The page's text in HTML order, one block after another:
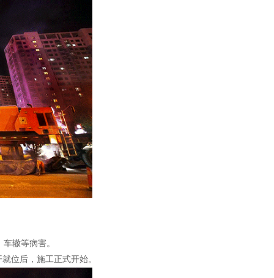
辙等病害。
位后，施工正式开始。